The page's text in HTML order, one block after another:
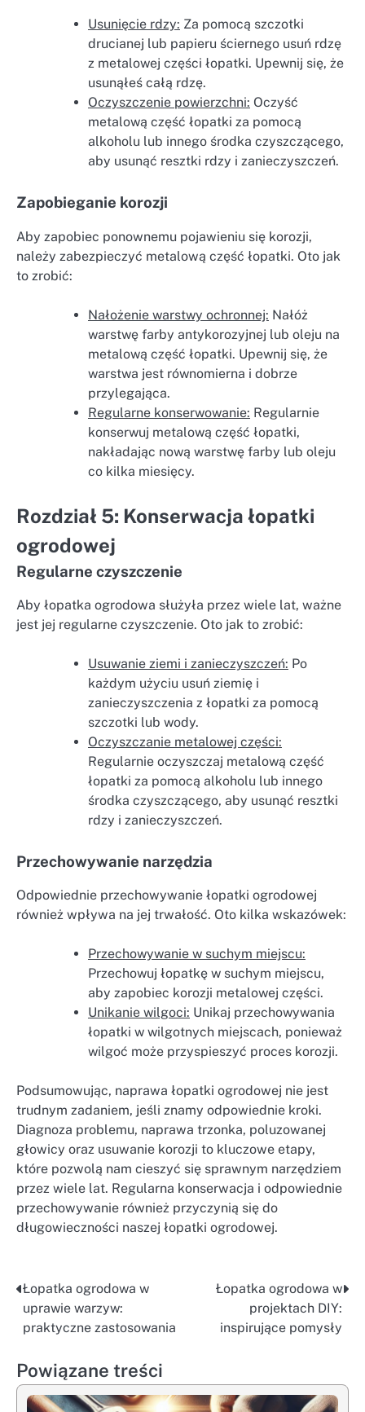
Usunięcie rdzy: Za pomocą szczotki
drucianej lub papieru ściernego usuń rdzę
z metalowej części łopatki. Upewnij się, że
usunąłeś całą rdzę.
Oczyszczenie powierzchni: Oczyść
metalową część łopatki za pomocą
alkoholu lub innego środka czyszczącego,
aby usunąć resztki rdzy i zanieczyszczeń.
Zapobieganie korozji
Aby zapobiec ponownemu pojawieniu się korozji,
należy zabezpieczyć metalową część łopatki. Oto jak
to zrobić:
Nałożenie warstwy ochronnej: Nałóż
warstwę farby antykorozyjnej lub oleju na
metalową część łopatki. Upewnij się, że
warstwa jest równomierna i dobrze
przylegająca.
Regularne konserwowanie: Regularnie
konserwuj metalową część łopatki,
nakładając nową warstwę farby lub oleju
co kilka miesięcy.
Rozdział 5: Konserwacja łopatki
ogrodowej
Regularne czyszczenie
Aby łopatka ogrodowa służyła przez wiele lat, ważne
jest jej regularne czyszczenie. Oto jak to zrobić:
Usuwanie ziemi i zanieczyszczeń: Po
każdym użyciu usuń ziemię i
zanieczyszczenia z łopatki za pomocą
szczotki lub wody.
Oczyszczanie metalowej części:
Regularnie oczyszczaj metalową część
łopatki za pomocą alkoholu lub innego
środka czyszczącego, aby usunąć resztki
rdzy i zanieczyszczeń.
Przechowywanie narzędzia
Odpowiednie przechowywanie łopatki ogrodowej
również wpływa na jej trwałość. Oto kilka wskazówek:
Przechowywanie w suchym miejscu:
Przechowuj łopatkę w suchym miejscu,
aby zapobiec korozji metalowej części.
Unikanie wilgoci: Unikaj przechowywania
łopatki w wilgotnych miejscach, ponieważ
wilgoć może przyspieszyć proces korozji.
Podsumowując, naprawa łopatki ogrodowej nie jest
trudnym zadaniem, jeśli znamy odpowiednie kroki.
Diagnoza problemu, naprawa trzonka, poluzowanej
głowicy oraz usuwanie korozji to kluczowe etapy,
które pozwolą nam cieszyć się sprawnym narzędziem
przez wiele lat. Regularna konserwacja i odpowiednie
przechowywanie również przyczynią się do
długowieczności naszej łopatki ogrodowej.
Nawigacja
wpisu
Łopatka ogrodowa w
uprawie warzyw:
praktyczne zastosowania
Łopatka ogrodowa w
projektach DIY:
inspirujące pomysły
Powiązane treści